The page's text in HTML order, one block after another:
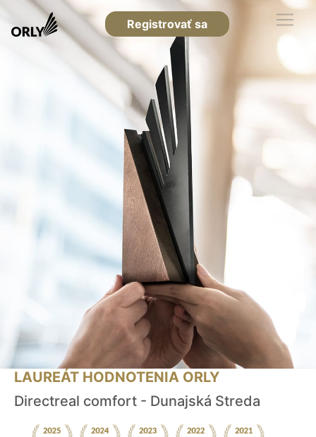
Registrovať sa
LAUREÁT HODNOTENIA ORLY
Directreal comfort - Dunajská Streda